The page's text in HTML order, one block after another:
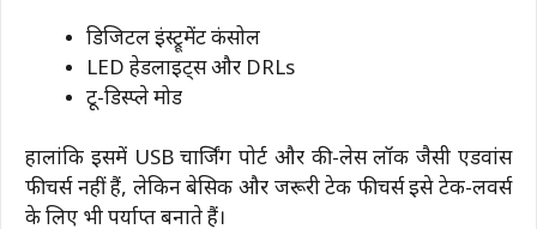
डिजिटल इंस्ट्रूमेंट कंसोल
LED हेडलाइट्स और DRLs
टू-डिस्प्ले मोड
हालांकि इसमें USB चार्जिंग पोर्ट और की-लेस लॉक जैसी एडवांस
फीचर्स नहीं हैं, लेकिन बेसिक और जरूरी टेक फीचर्स इसे टेक-लवर्स
के लिए भी पर्याप्त बनाते हैं।